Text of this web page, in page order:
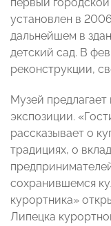
первый
установлен в
дальнейшем в
детский сад. В
реконструкции,
Музей
экспозиции.
рассказывает о
традициях, о
сохранившемся
курортника»
Липецка